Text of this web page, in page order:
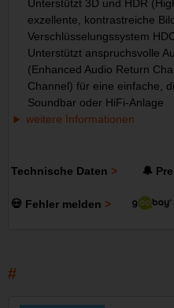
Unterstützt 3D und HDR
exzellente, kontrastreiche
Verschlüsselungssystem
Unterstützt anspruchsvolle
(Enhanced Audio Return
Channel) für eine einfache,
Soundbar oder HiFi-Anlage
weitere Informationen
Technische Daten 🔔
💀 Fehler melden